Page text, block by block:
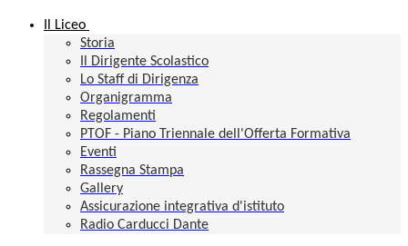
Il Liceo
Storia
Il Dirigente Scolastico
Lo Staff di Dirigenza
Organigramma
Regolamenti
PTOF - Piano Triennale dell'Offerta Formativa
Eventi
Rassegna Stampa
Gallery
Assicurazione integrativa d'istituto
Radio Carducci Dante